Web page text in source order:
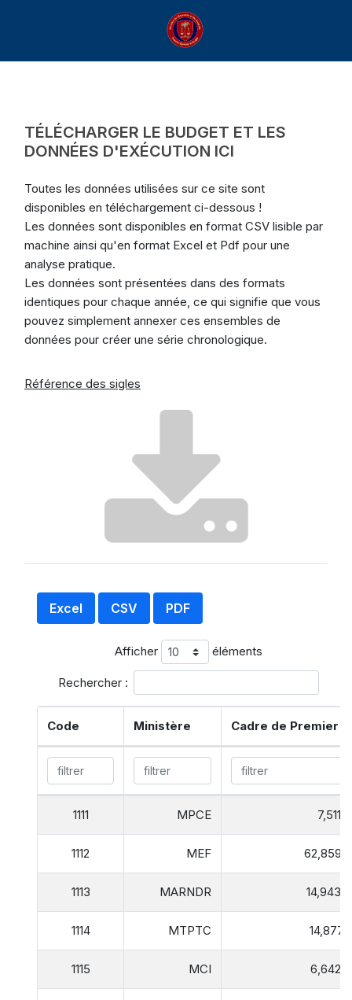
TÉLÉCHARGER LE BUDGET ET LES
DONNÉES D'EXÉCUTION ICI
Toutes les données utilisées sur ce site sont
disponibles en téléchargement ci-dessous !
Les données sont disponibles en format CSV lisible par
machine ainsi qu'en format Excel et Pdf pour une
analyse pratique.
Les données sont présentées dans des formats
identiques pour chaque année, ce qui signifie que vous
pouvez simplement annexer ces ensembles de
données pour créer une série chronologique.
Référence des sigles
Excel CSV PDF
Afficher éléments
Rechercher :
Code Ministère Cadre de Premier
1111 MPCE
1112 MEF
1113 MARNDR
1114 MTPTC
1115 MCI